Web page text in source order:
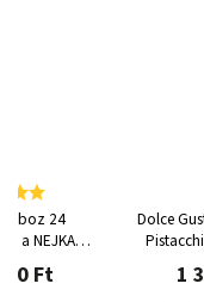
24
a NEJKAFE
Dolce Vita
Ft
Dolce
1